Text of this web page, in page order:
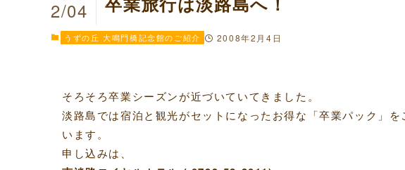
2/04
うずの丘 大鳴門橋記念館のご紹介 2008年2月4日
そろそろ卒業シーズンが近づいていてきました。
淡路島では宿泊と観光がセットになったお得な「卒業パック」
います。
申し込みは、